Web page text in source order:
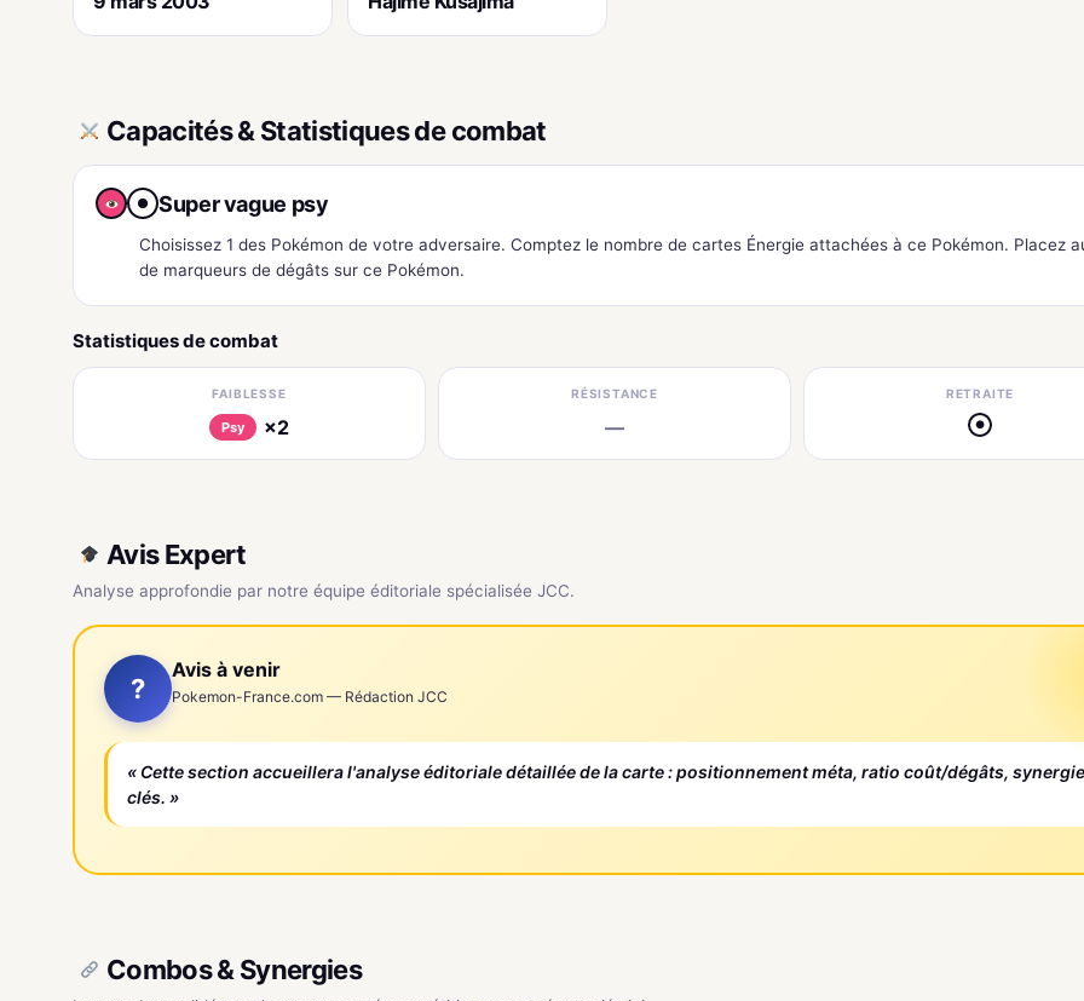
Capacités & Statistiques de combat
● Super vague psy
Choisissez 1 des Pokémon de votre adversaire. Comptez le nombre de cartes Énergie attachées à ce Pokémon. Placez
de marqueurs de dégâts sur ce Pokémon.
Statistiques de combat
FAIBLESSE
Psy ×2
RÉSISTANCE
—
RETRAITE
●
Avis Expert
Analyse approfondie par notre équipe éditoriale spécialisée JCC.
?
Avis à venir
Pokemon-France.com — Rédaction JCC
« Cette section accueillera l'analyse éditoriale détaillée de la carte : positionnement méta, ratio coût/dégâts,
clés. »
Combos & Synergies